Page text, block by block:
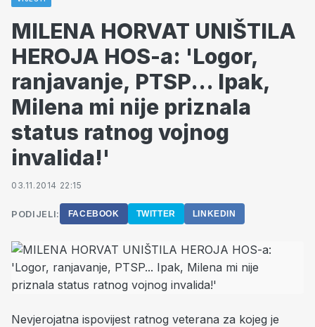
MILENA HORVAT UNIŠTILA
HEROJA HOS-a: 'Logor,
ranjavanje, PTSP... Ipak,
Milena mi nije priznala
status ratnog vojnog
invalida!'
03.11.2014 22:15
PODIJELI: FACEBOOK TWITTER LINKEDIN
Nevjerojatna ispovijest ratnog veterana za kojeg je